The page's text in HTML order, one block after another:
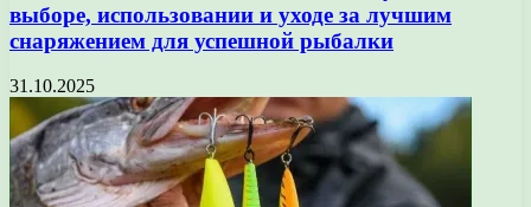
выборе, использовании и уходе за лучшим
снаряжением для успешной рыбалки
31.10.2025